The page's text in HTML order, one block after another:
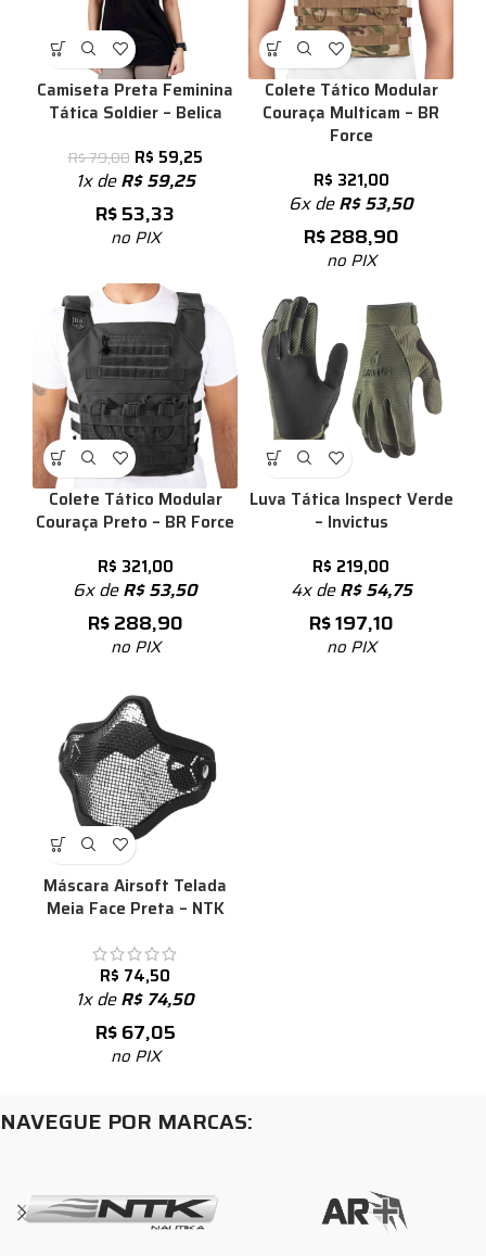
Camiseta Preta Feminina
Tática Soldier – Belica
R$79,00 R$ 59,25
1x deR$59,25
R$53,33
no PIX
Colete Tático Modular
Couraça Multicam – BR
Force
R$ 321,00
6x deR$53,50
R$288,90
no PIX
Colete Tático Modular
Couraça Preto – BR Force
R$ 321,00
6x deR$53,50
R$288,90
no PIX
Luva Tática Inspect Verde
– Invictus
R$ 219,00
4x deR$54,75
R$197,10
no PIX
Máscara Airsoft Telada
Meia Face Preta – NTK
R$ 74,50
1x deR$74,50
R$67,05
no PIX
NAVEGUE POR MARCAS: